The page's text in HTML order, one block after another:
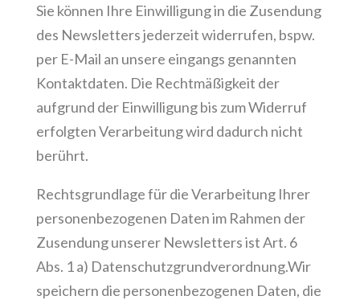
Sie können Ihre Einwilligung in die Zusendung
des Newsletters jederzeit widerrufen, bspw.
per E-Mail an unsere eingangs genannten
Kontaktdaten. Die Rechtmäßigkeit der
aufgrund der Einwilligung bis zum Widerruf
erfolgten Verarbeitung wird dadurch nicht
berührt.
Rechtsgrundlage für die Verarbeitung Ihrer
personenbezogenen Daten im Rahmen der
Zusendung unserer Newsletters ist Art. 6
Abs. 1 a) Datenschutzgrundverordnung.Wir
speichern die personenbezogenen Daten, die